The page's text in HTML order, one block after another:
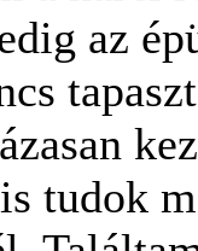
az
tudok